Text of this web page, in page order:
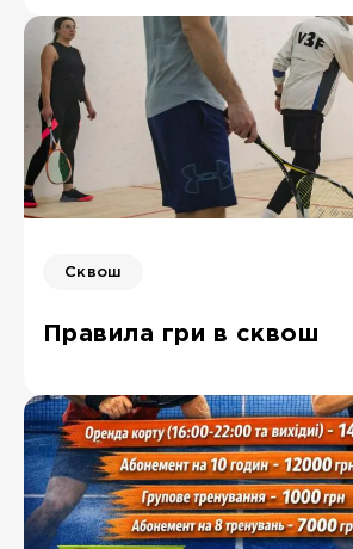
Сквош
Правила гри в сквош